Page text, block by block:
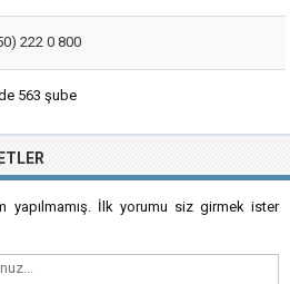
222 0 800
563 şube
İlk yorumu siz girmek ister